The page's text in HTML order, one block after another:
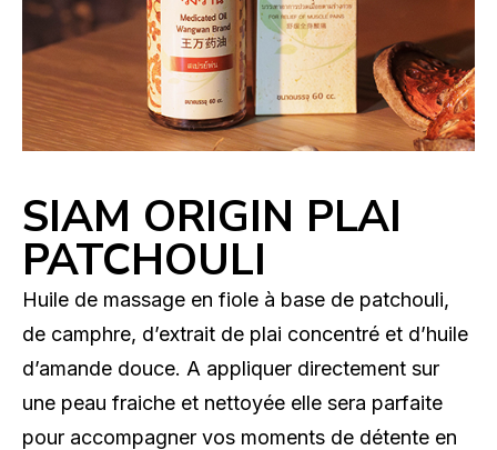
SIAM ORIGIN PLAI
PATCHOULI
Huile de massage en fiole à base de patchouli,
de camphre, d’extrait de plai concentré et d’huile
d’amande douce. A appliquer directement sur
une peau fraiche et nettoyée elle sera parfaite
pour accompagner vos moments de détente en